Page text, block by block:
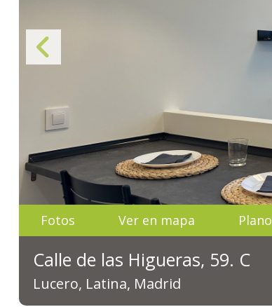
Fotos Ver en mapa Plano
Calle de las Higueras, 59. C
Lucero, Latina, Madrid